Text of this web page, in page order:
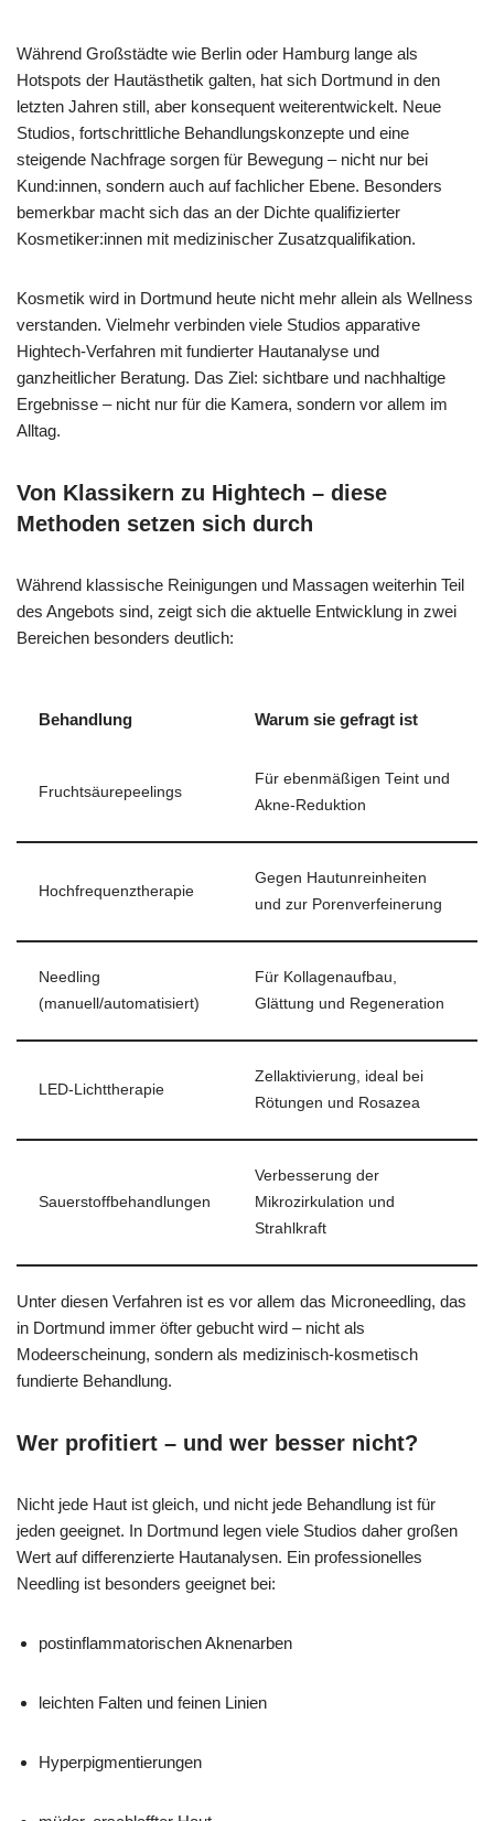
Während Großstädte wie Berlin oder Hamburg lange als
Hotspots der Hautästhetik galten, hat sich Dortmund in den
letzten Jahren still, aber konsequent weiterentwickelt. Neue
Studios, fortschrittliche Behandlungskonzepte und eine
steigende Nachfrage sorgen für Bewegung – nicht nur bei
Kund:innen, sondern auch auf fachlicher Ebene. Besonders
bemerkbar macht sich das an der Dichte qualifizierter
Kosmetiker:innen mit medizinischer Zusatzqualifikation.
Kosmetik wird in Dortmund heute nicht mehr allein als Wellness
verstanden. Vielmehr verbinden viele Studios apparative
Hightech-Verfahren mit fundierter Hautanalyse und
ganzheitlicher Beratung. Das Ziel: sichtbare und nachhaltige
Ergebnisse – nicht nur für die Kamera, sondern vor allem im
Alltag.
Von Klassikern zu Hightech – diese
Methoden setzen sich durch
Während klassische Reinigungen und Massagen weiterhin Teil
des Angebots sind, zeigt sich die aktuelle Entwicklung in zwei
Bereichen besonders deutlich:
Behandlung Warum sie gefragt ist
Fruchtsäurepeelings
Für ebenmäßigen Teint und
Akne-Reduktion
Hochfrequenztherapie
Gegen Hautunreinheiten
und zur Porenverfeinerung
Needling
(manuell/automatisiert)
Für Kollagenaufbau,
Glättung und Regeneration
LED-Lichttherapie
Zellaktivierung, ideal bei
Rötungen und Rosazea
Sauerstoffbehandlungen
Verbesserung der
Mikrozirkulation und
Strahlkraft
Unter diesen Verfahren ist es vor allem das Microneedling, das
in Dortmund immer öfter gebucht wird – nicht als
Modeerscheinung, sondern als medizinisch-kosmetisch
fundierte Behandlung.
Wer profitiert – und wer besser nicht?
Nicht jede Haut ist gleich, und nicht jede Behandlung ist für
jeden geeignet. In Dortmund legen viele Studios daher großen
Wert auf differenzierte Hautanalysen. Ein professionelles
Needling ist besonders geeignet bei:
postinflammatorischen Aknenarben
leichten Falten und feinen Linien
Hyperpigmentierungen